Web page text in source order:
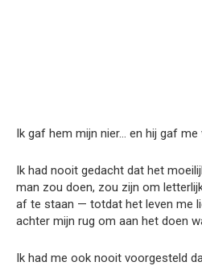
Ik gaf hem mijn nier… en hij gaf me
Ik had nooit gedacht dat het
man zou doen, zou zijn om
af te staan — totdat het leven me
achter mijn rug om aan het doen
Ik had me ook nooit voorgesteld